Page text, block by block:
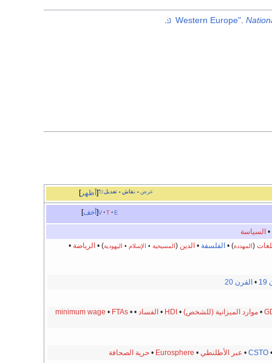
.
.
أظهر عرض • نقاش • تعديل
أخف v t e
• السياسة
(المهددة) • الفلسفة • الدين (المسيحية • الإسلام • اليهودية) • الرياضة •
• القرن 20
•موارد الميزانية (للشخص) •
HDI
• الفساد •
minimum wage • FTAs•
CSTO•
• عبر الأطلنطي •
Eurosphere
•حرية الصحافة